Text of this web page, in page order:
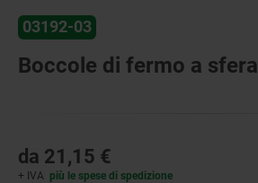
03192-03
Boccole di fermo a sfera
da 21,15 €
+ IVA più le spese di spedizione